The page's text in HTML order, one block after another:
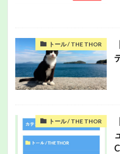
トール / THE THOR
トール / THE THOR